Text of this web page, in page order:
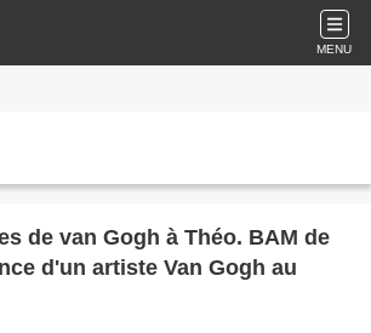
MENU
d'un artiste Van Gogh au